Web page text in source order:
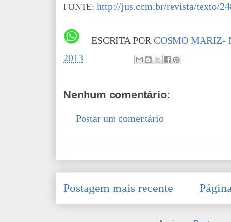
FONTE: http://jus.com.br/revista/texto/
ESCRITA POR COSMO MARIZ-
2013
Nenhum comentário:
Postar um comentário
Postagem mais recente